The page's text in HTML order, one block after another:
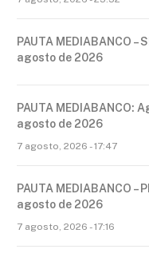
PAUTA MEDIABANCO –
agosto de 2026
PAUTA MEDIABANCO:
agosto de 2026
7 agosto, 2026 - 17:47
PAUTA MEDIABANCO –
agosto de 2026
7 agosto, 2026 - 17:16